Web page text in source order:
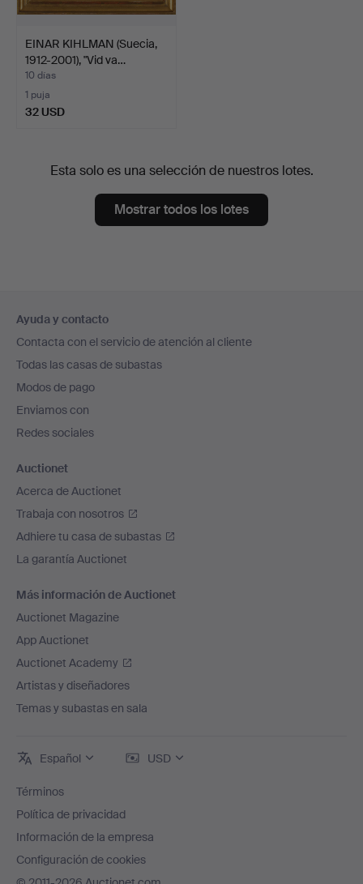
EINAR KIHLMAN (Suecia,
1912-2001), "Vid va…
10 días
1 puja
32 USD
Esta solo es una selección de nuestros lotes.
Mostrar todos los lotes
en
el
pie
de
página
Ayuda y contacto
Contacta con el servicio de atención al cliente
Todas las casas de subastas
Modos de pago
Enviamos con
Redes sociales
Auctionet
Acerca de Auctionet
Trabaja con nosotros
Adhiere tu casa de subastas
La garantía Auctionet
Más información de Auctionet
Auctionet Magazine
App Auctionet
Auctionet Academy
Artistas y diseñadores
Temas y subastas en sala
Español USD
Términos
Política de privacidad
Información de la empresa
Configuración de cookies